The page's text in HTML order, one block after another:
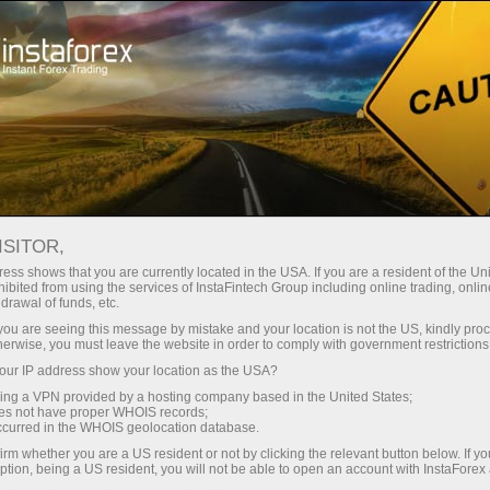
Трейдерів Торгові умови
Торгові інструменти
EURJPY
EURJPY
182.236 (%) 06 Aug 2026 14:05
Купити
182.236
182.206
shows that you are currently located in the USA. If you are a resident of the
from using the services of InstaFintech Group including online trading,
of funds, etc.
are seeing this message by mistake and your location is not the US, kindly
you must leave the website in order to comply with government
IP address show your location as the USA?
a VPN provided by a hosting company based in the United States;
not have proper WHOIS records;
in the WHOIS geolocation database.
whether you are a US resident or not by clicking the relevant button below. If
being a US resident, you will not be able to open an account with InstaForex